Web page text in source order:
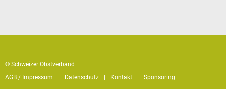
© Schweizer Obstverband
AGB / Impressum
Datenschutz Kontakt Sponsoring